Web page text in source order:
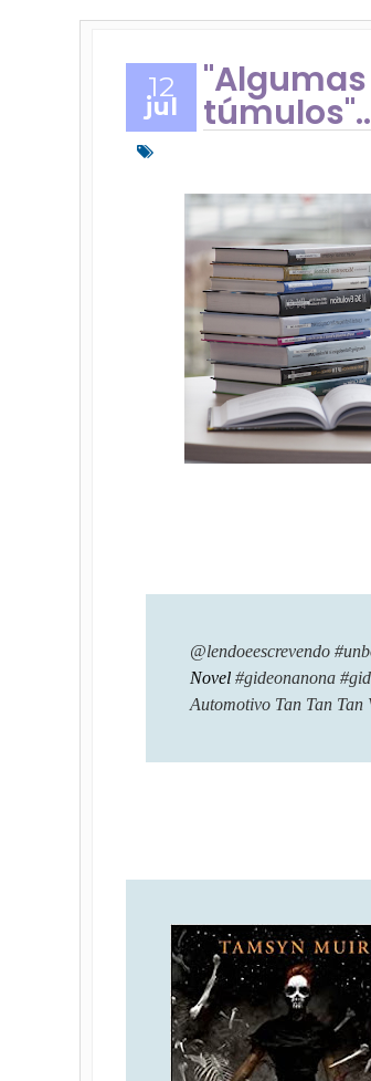
12
jul
@lendoeescrevendo
Novel #gideonanona
Automotivo Tan Tan Tan